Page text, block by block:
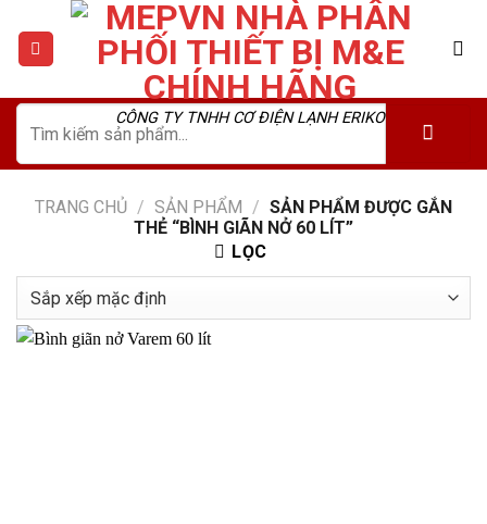
content
CÔNG TY TNHH CƠ ĐIỆN LẠNH ERIKO
kiếm:
TRANG CHỦ / SẢN PHẨM / SẢN PHẨM ĐƯỢC GẮN
THẺ “BÌNH GIÃN NỞ 60 LÍT”
LỌC